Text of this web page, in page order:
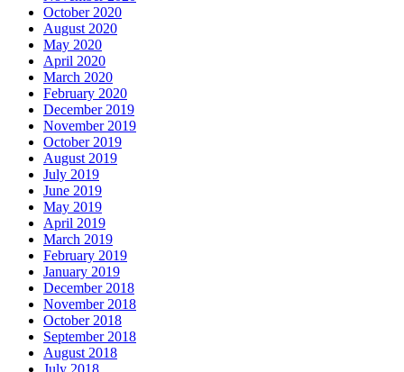
October 2020
August 2020
May 2020
April 2020
March 2020
February 2020
December 2019
November 2019
October 2019
August 2019
July 2019
June 2019
May 2019
April 2019
March 2019
February 2019
January 2019
December 2018
November 2018
October 2018
September 2018
August 2018
July 2018